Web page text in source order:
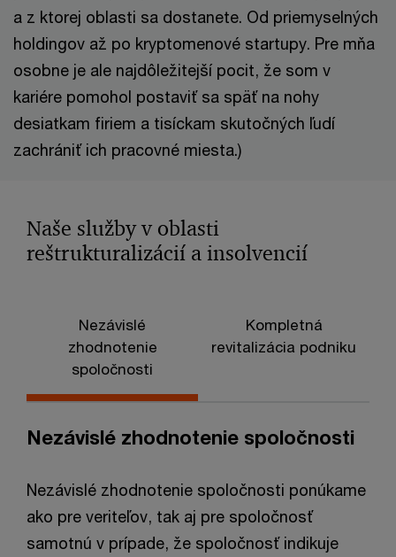
a z ktorej oblasti sa dostanete. Od priemyselných
holdingov až po kryptomenové startupy. Pre mňa
osobne je ale najdôležitejší pocit, že som v
kariére pomohol postaviť sa späť na nohy
desiatkam firiem a tisíckam skutočných ľudí
zachrániť ich pracovné miesta.)
Naše služby v oblasti
reštrukturalizácií a insolvencií
Nezávislé
zhodnotenie
spoločnosti
Kompletná
revitalizácia podniku
Nezávislé zhodnotenie spoločnosti
Nezávislé zhodnotenie spoločnosti ponúkame
ako pre veriteľov, tak aj pre spoločnosť
samotnú v prípade, že spoločnosť indikuje